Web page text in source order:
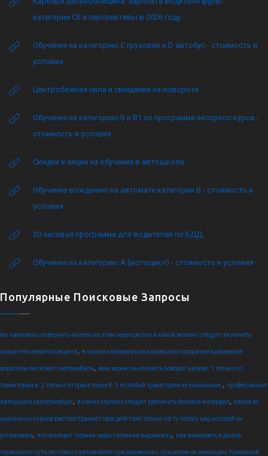
категории CE и перспективы в 2026 году
Обучение на категорию C грузовик и D автобус - стоимость и
условия
Центробежная сила и смещение на повороте
Обучение на категорию B и B1 по программе экспресс-курса -
стоимость и условия
Скидки и акции на обучение в автошколе
Обучение вождению на автомате категории B - стоимость и
условия
20 часовая программа для водителей по БДД
Обучение на категорию А (мотоцикл) - стоимость и условия
Популярные Поисковые Запросы
вы намерены повернуть налево на этом перекрестке в какой момент следует включить
указатели левого поворота, в каком направлении разрешено продолжить движение
водителю легкового автомобиля, вам можно выполнить поворот налево: 1 только по
траектории а. 2 только по траектории б. 3 по любой траектории из указанных. , профессионал
автошкола екатеринбург, в каких случаях следует увеличить боковой интервал, какой из
указанных знаков распространяет свое действие только на ту полосу над которой он
установлен, что означает термин недостаточная видимость, как изменяется длина
тормозного пути легкового автомобиля при движении с прицепом не имеющим тормозной